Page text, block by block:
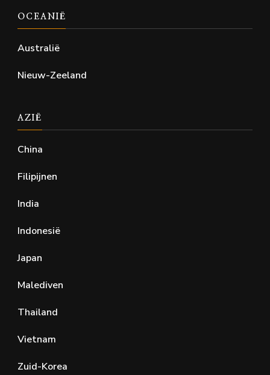
OCEANIË
Australië
Nieuw-Zeeland
AZIË
China
Filipijnen
India
Indonesië
Japan
Malediven
Thailand
Vietnam
Zuid-Korea